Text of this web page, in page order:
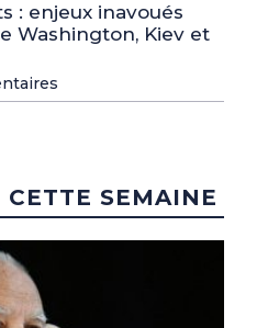
: enjeux inavoués
Washington, Kiev et
SEMAINE